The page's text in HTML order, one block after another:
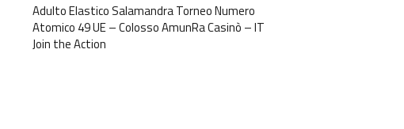
Adulto Elastico Salamandra Torneo Numero
Atomico 49 UE – Colosso AmunRa Casinò – IT
Join the Action